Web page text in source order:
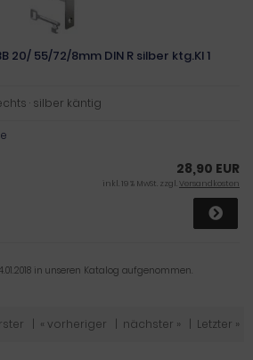
20/ 55/72/8mm DIN R silber ktg.Kl 1
· silber käntig
28,90 EUR
inkl. 19 % MwSt. zzgl.Versandkosten
in unseren Katalog aufgenommen.
« vorheriger nächster » Letzter »